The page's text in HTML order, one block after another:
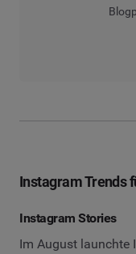
Instagram Trends
Instagram Stories
Im August launchte